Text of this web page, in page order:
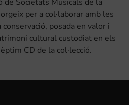
de Societats Musicals de la
per a col·laborar amb les
posada en valor i
cultural custodiat en els
CD de la col·lecció.